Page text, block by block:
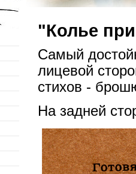
"Колье
Самый
лицевой
стихов -
На задней